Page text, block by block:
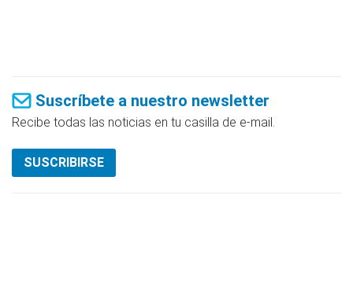
Suscríbete a nuestro newsletter
Recibe todas las noticias en tu casilla de e-mail.
SUSCRIBIRSE